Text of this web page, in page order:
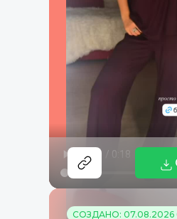
СОЗДАНО: 07.08.2026